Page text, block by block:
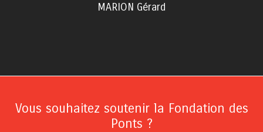
MARION Gérard
Vous souhaitez soutenir la Fondation des
Ponts ?